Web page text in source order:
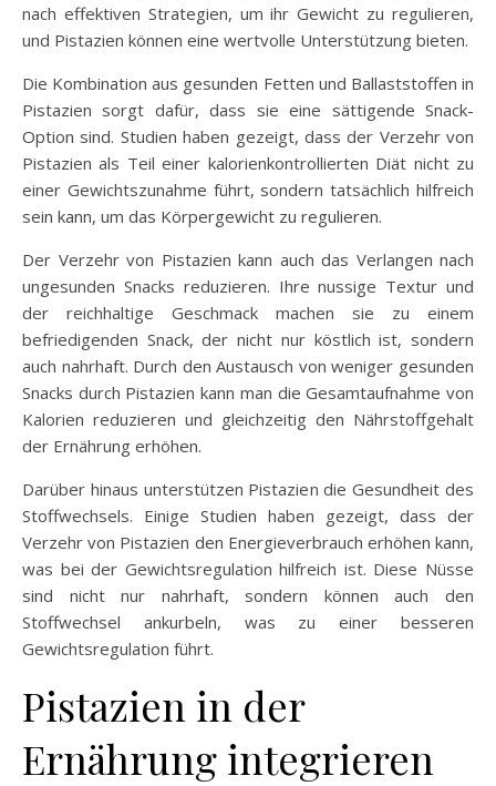
nach effektiven Strategien, um ihr Gewicht zu regulieren,
und Pistazien können eine wertvolle Unterstützung bieten.
Die Kombination aus gesunden Fetten und Ballaststoffen in
Pistazien sorgt dafür, dass sie eine sättigende Snack-
Option sind. Studien haben gezeigt, dass der Verzehr von
Pistazien als Teil einer kalorienkontrollierten Diät nicht zu
einer Gewichtszunahme führt, sondern tatsächlich hilfreich
sein kann, um das Körpergewicht zu regulieren.
Der Verzehr von Pistazien kann auch das Verlangen nach
ungesunden Snacks reduzieren. Ihre nussige Textur und
der reichhaltige Geschmack machen sie zu einem
befriedigenden Snack, der nicht nur köstlich ist, sondern
auch nahrhaft. Durch den Austausch von weniger gesunden
Snacks durch Pistazien kann man die Gesamtaufnahme von
Kalorien reduzieren und gleichzeitig den Nährstoffgehalt
der Ernährung erhöhen.
Darüber hinaus unterstützen Pistazien die Gesundheit des
Stoffwechsels. Einige Studien haben gezeigt, dass der
Verzehr von Pistazien den Energieverbrauch erhöhen kann,
was bei der Gewichtsregulation hilfreich ist. Diese Nüsse
sind nicht nur nahrhaft, sondern können auch den
Stoffwechsel ankurbeln, was zu einer besseren
Gewichtsregulation führt.
Pistazien in der
Ernährung integrieren